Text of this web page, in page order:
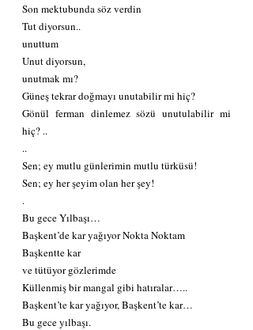
Son mektubunda söz verdin
Tut diyorsun..
unuttum
Unut diyorsun,
unutmak mı?
Güneş tekrar doğmayı unutabilir mi hiç?
Gönül ferman dinlemez sözü unutulabilir mi
hiç? ..
..
Sen; ey mutlu günlerimin mutlu türküsü!
Sen; ey her şeyim olan her şey!
.
Bu gece Yılbaşı…
Başkent’de kar yağıyor Nokta Noktam
Başkentte kar
ve tütüyor gözlerimde
Küllenmiş bir mangal gibi hatıralar…..
Başkent’te kar yağıyor, Başkent’te kar…
Bu gece yılbaşı.